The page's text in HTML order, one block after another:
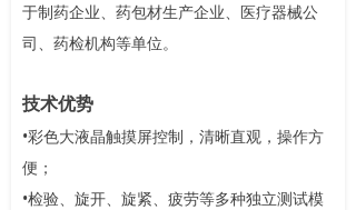
于制药企业、药包材生产企业、医疗器械公
司、药检机构等单位。
技术优势
•彩色大液晶触摸屏控制，清晰直观，操作方
便；
•检验、旋开、旋紧、疲劳等多种独立测试模